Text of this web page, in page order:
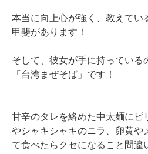
本当に向上心が強く、教えてい
甲斐があります！
そして、彼女が手に持っている
「台湾まぜそば」です！
甘辛のタレを絡めた中太麺にピ
やシャキシャキのニラ、卵黄や
て食べたらクセになること間違